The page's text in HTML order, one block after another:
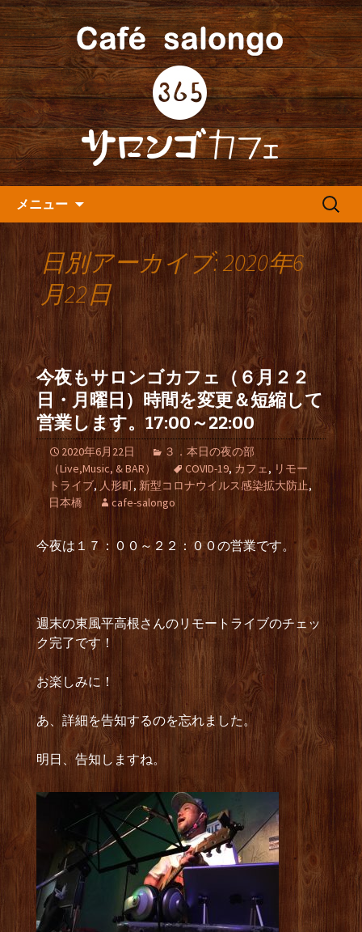
人形町の『365(サロンゴ)カフ
ェ』よりお知らせ
人形町の音楽カフェ『365カフェ』より
最新情報をお届けします。
メニュー
検
日別アーカイブ: 2020年6
月22日
今夜もサロンゴカフェ（６月２２
日・月曜日）時間を変更＆短縮して
営業します。17:00～22:00
2020年6月22日
３．本日の夜の部
（Live,Music, & BAR）
COVID-19, カフェ, リモー
トライブ, 人形町, 新型コロナウイルス感染拡大防止,
日本橋
cafe-salongo
今夜は１７：００～２２：００の営業です。
週末の東風平高根さんのリモートライブのチェッ
ク完了です！
お楽しみに！
あ、詳細を告知するのを忘れました。
明日、告知しますね。